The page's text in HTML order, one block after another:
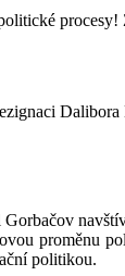
proměnu
politikou.